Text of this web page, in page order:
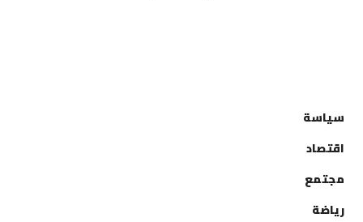
سياسة
اقتصاد
مجتمع
رياضة